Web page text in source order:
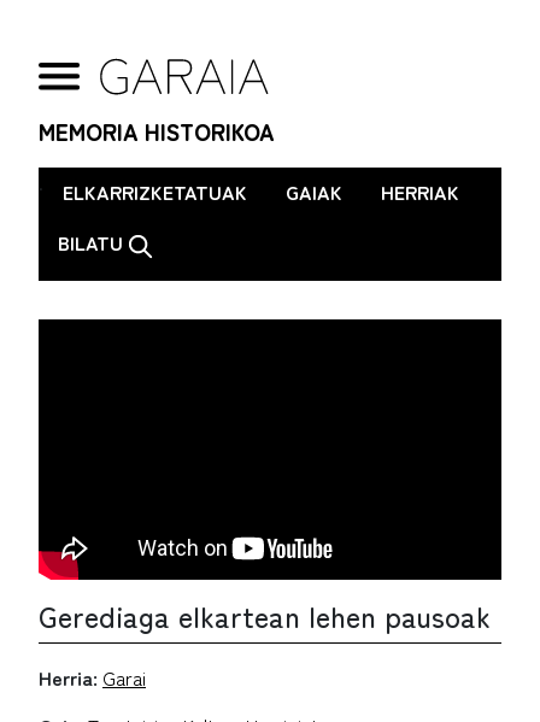
MEMORIA HISTORIKOA
. ELKARRIZKETATUAK GAIAK
HERRIAK
BILATU
Gerediaga elkartean lehen pausoak
Herria: Garai